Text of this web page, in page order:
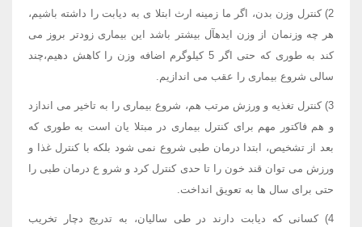
2) کنترل وزن بدن، اگر ما زمینه ارث ابتلا ی به دیابت را داشته باشیم،
هر چه وزنمان از وزن ایدهآل بیشتر باشد این بیماری زودتر بروز می
کند به طوری که حتی اگر 5 کیلوگرم اضافه وزن را کاهش دهیم،چند
سالی شروع بیماری را عقب می اندازیم.
3) کنترل تغذیه و ورزش مرتب هم، شروع بیماری را به تاخیر می اندازد
و هم فاکتور مهم برای کنترل بیماری در مبتلا یان است به طوری که
بعد از تشخیص، ابتدا درمان طبی شروع نمی شود بلکه با کنترل غذا و
ورزش می توان قند خون را تا حدی کنترل کرد و شرو ع درمان طبی را
حتی برای سال ها به تعویق انداخت.
4) کسانی که دیابت دارند در طی سالیان، به تدریج دچار تخریب